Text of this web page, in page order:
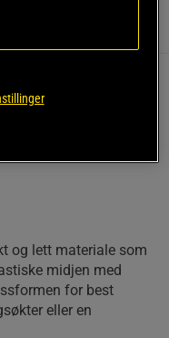
med et
og lett materiale som
midjen med
for best
eller en